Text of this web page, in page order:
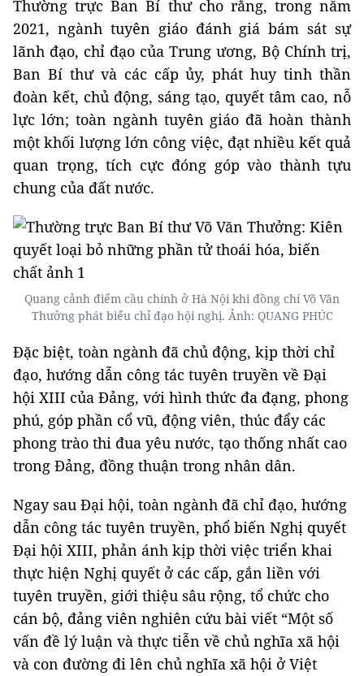
Thường trực Ban Bí thư cho rằng, trong năm
2021, ngành tuyên giáo đánh giá bám sát sự
lãnh đạo, chỉ đạo của Trung ương, Bộ Chính trị,
Ban Bí thư và các cấp ủy, phát huy tinh thần
đoàn kết, chủ động, sáng tạo, quyết tâm cao, nỗ
lực lớn; toàn ngành tuyên giáo đã hoàn thành
một khối lượng lớn công việc, đạt nhiều kết quả
quan trọng, tích cực đóng góp vào thành tựu
chung của đất nước.
Quang cảnh điểm cầu chính ở Hà Nội khi đồng chí Võ Văn
Thưởng phát biểu chỉ đạo hội nghị. Ảnh: QUANG PHÚC
Đặc biệt, toàn ngành đã chủ động, kịp thời chỉ
đạo, hướng dẫn công tác tuyên truyền về Đại
hội XIII của Đảng, với hình thức đa đạng, phong
phú, góp phần cổ vũ, động viên, thúc đẩy các
phong trào thi đua yêu nước, tạo thống nhất cao
trong Đảng, đồng thuận trong nhân dân.
Ngay sau Đại hội, toàn ngành đã chỉ đạo, hướng
dẫn công tác tuyên truyền, phổ biến Nghị quyết
Đại hội XIII, phản ánh kịp thời việc triển khai
thực hiện Nghị quyết ở các cấp, gắn liền với
tuyên truyền, giới thiệu sâu rộng, tổ chức cho
cán bộ, đảng viên nghiên cứu bài viết “Một số
vấn đề lý luận và thực tiễn về chủ nghĩa xã hội
và con đường đi lên chủ nghĩa xã hội ở Việt